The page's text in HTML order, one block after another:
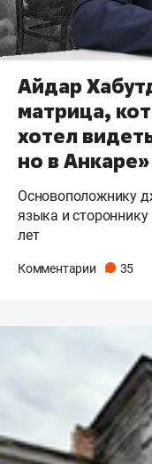
Айдар
матрица,
хотел
но в Анкаре»
Основоположнику
языка и
лет
Комментарии 35